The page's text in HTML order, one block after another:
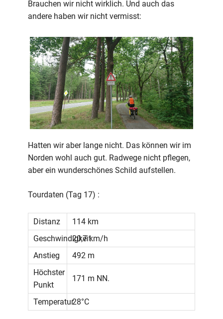
Brauchen wir nicht wirklich. Und auch das
andere haben wir nicht vermisst:
Hatten wir aber lange nicht. Das können wir im
Norden wohl auch gut. Radwege nicht pflegen,
aber ein wunderschönes Schild aufstellen.
Tourdaten (Tag 17) :
Distanz
114 km
Geschwindigkeit
20,7 km/h
Anstieg
492 m
Höchster
Punkt
171 m NN.
Temperatur28°C